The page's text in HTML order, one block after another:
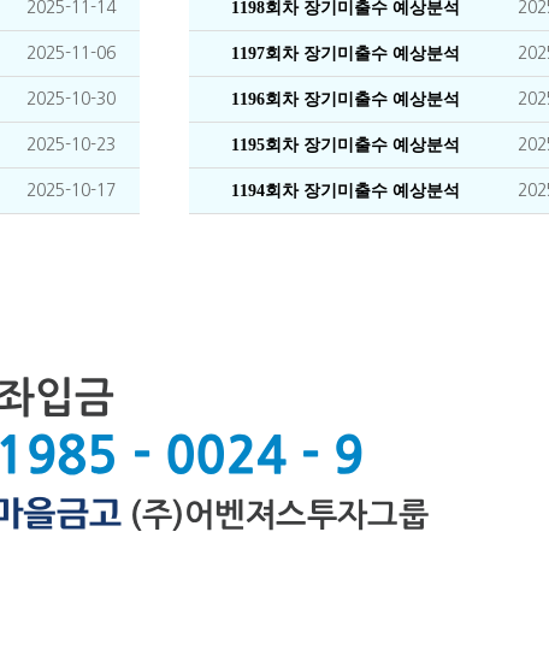
2025-11-14
2025-11-06
2025-10-30
2025-10-23
2025-10-17
1198회차 장기미출수 예상분석
1197회차 장기미출수 예상분석
1196회차 장기미출수 예상분석
1195회차 장기미출수 예상분석
1194회차 장기미출수 예상분석